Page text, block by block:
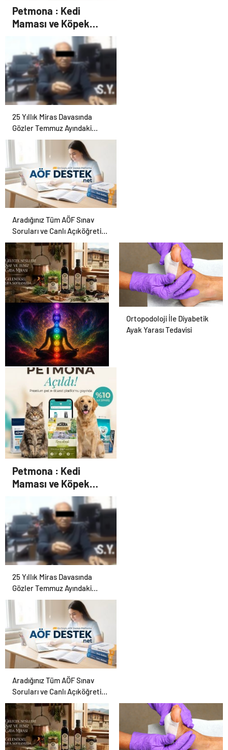
Petmona : Kedi
Maması ve Köpek
Maması İle Tüm Evcil
Hayvan Ürünleri
25 Yıllık Miras Davasında
Gözler Temmuz Ayındaki
Karar Duruşmasına Çevrildi
Aradığınız Tüm AÖF Sınav
Soruları ve Canlı Açıköğretim
Forumu Burada
Osmanzadem ile Katkısız ve
Doğal Beslenme Dönemi
Ortopodoloji İle Diyabetik
Ayak Yarası Tedavisi
Zihnin Gizemli Sınırları ve
Ötesi : Nasılnedir.com
Petmona : Kedi
Maması ve Köpek
Maması İle Tüm Evcil
Hayvan Ürünleri
25 Yıllık Miras Davasında
Gözler Temmuz Ayındaki
Karar Duruşmasına Çevrildi
Aradığınız Tüm AÖF Sınav
Soruları ve Canlı Açıköğretim
Forumu Burada